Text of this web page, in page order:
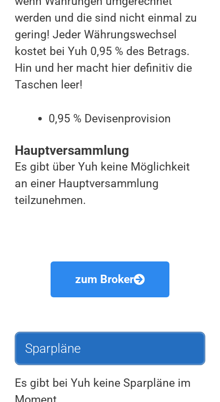
werden und die sind nicht einmal zu
gering! Jeder Währungswechsel
kostet bei Yuh 0,95 % des Betrags.
Hin und her macht hier definitiv die
Taschen leer!
0,95 % Devisenprovision
Hauptversammlung
Es gibt über Yuh keine Möglichkeit
an einer Hauptversammlung
teilzunehmen.
zum Broker
Sparpläne
Es gibt bei Yuh keine Sparpläne im